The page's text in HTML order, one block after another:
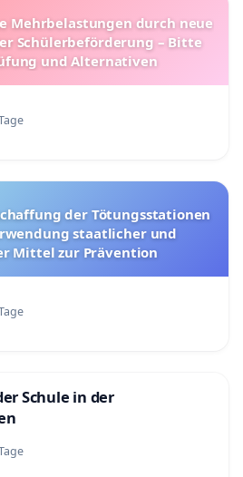
Mehrbelastungen durch neue
Schülerbeförderung – Bitte
und Alternativen
staatlicher und
Mittel zur Prävention
Schule in der